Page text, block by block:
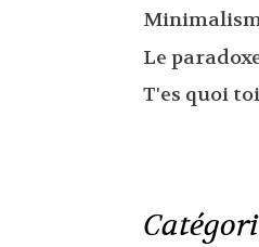
Le
T'es quoi